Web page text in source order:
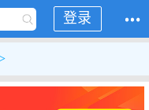
登录